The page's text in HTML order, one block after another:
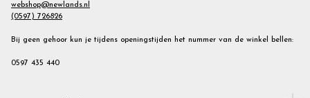
webshop@newlands.nl
(0597) 726826
Bij geen gehoor kun je tijdens openingstijden het nummer van de winkel bellen:
0597 435 440